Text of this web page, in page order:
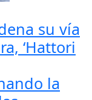
su vía
‘Hattori
la